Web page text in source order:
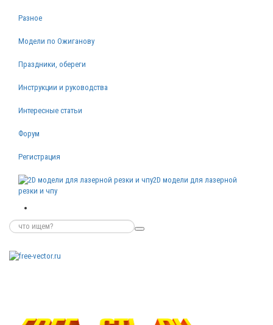
Разное
Модели по Ожиганову
Праздники, обереги
Инструкции и руководства
Интересные статьи
Форум
Регистрация
2D модели для лазерной
резки и чпу